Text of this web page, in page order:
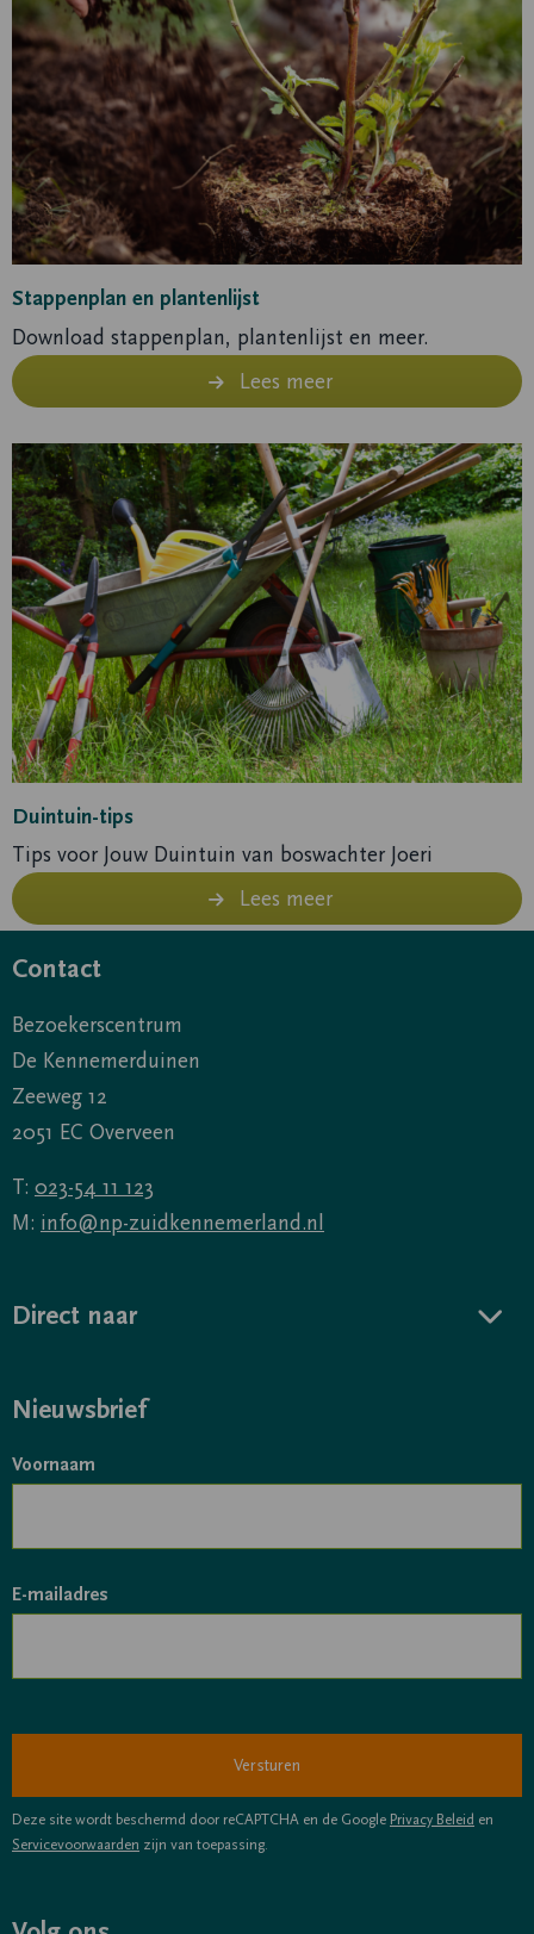
Stappenplan en plantenlijst
Download stappenplan, plantenlijst en meer.
Lees meer
Lees
meer
Duintuin-tips
Tips voor Jouw Duintuin van boswachter Joeri
Lees meer
Lees
meer
Contact
Bezoekerscentrum
De Kennemerduinen
Zeeweg 12
2051 EC Overveen
T: 023-54 11 123
M: info@np-zuidkennemerland.nl
Direct naar
Nieuwsbrief
Voornaam
E-mailadres
Deze site wordt beschermd door reCAPTCHA en de Google Privacy Beleid en
Servicevoorwaarden zijn van toepassing.